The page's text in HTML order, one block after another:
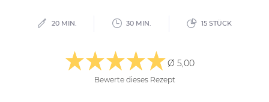
20 MIN. 30 MIN. 15 STÜCK
Ø 5,00
Bewerte dieses Rezept